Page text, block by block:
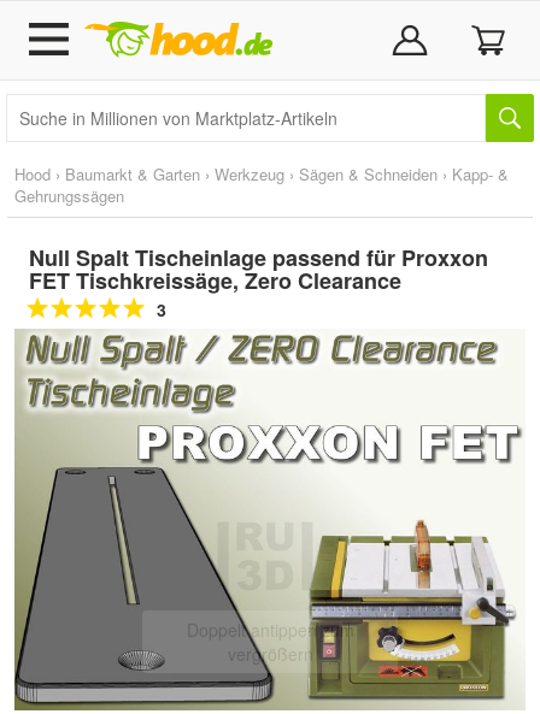
Hood › Baumarkt & Garten › Werkzeug › Sägen & Schneiden › Kapp- &
Gehrungssägen
Null Spalt Tischeinlage passend für Proxxon
FET Tischkreissäge, Zero Clearance
3
Doppelt antippen zum
vergrößern